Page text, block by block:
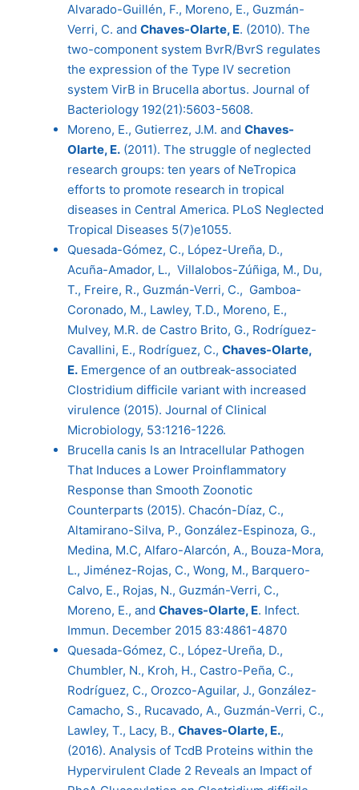
Alvarado-Guillén, F., Moreno, E., Guzmán-
Verri, C. and Chaves-Olarte, E. (2010). The
two-component system BvrR/BvrS regulates
the expression of the Type IV secretion
system VirB in Brucella abortus. Journal of
Bacteriology 192(21):5603-5608.
Moreno, E., Gutierrez, J.M. and Chaves-
Olarte, E.(2011). The struggle of neglected
research groups: ten years of NeTropica
efforts to promote research in tropical
diseases in Central America. PLoS Neglected
Tropical Diseases 5(7)e1055.
Quesada-Gómez, C., López-Ureña, D.,
Acuña-Amador, L., Villalobos-Zúñiga, M., Du,
T., Freire, R., Guzmán-Verri, C., Gamboa-
Coronado, M., Lawley, T.D., Moreno, E.,
Mulvey, M.R. de Castro Brito, G., Rodríguez-
Cavallini, E., Rodríguez, C., Chaves-Olarte,
E.Emergence of an outbreak-associated
Clostridium difficile variant with increased
virulence (2015). Journal of Clinical
Microbiology, 53:1216-1226.
Brucella canis Is an Intracellular Pathogen
That Induces a Lower Proinflammatory
Response than Smooth Zoonotic
Counterparts (2015). Chacón-Díaz, C.,
Altamirano-Silva, P., González-Espinoza, G.,
Medina, M.C, Alfaro-Alarcón, A., Bouza-Mora,
L., Jiménez-Rojas, C., Wong, M., Barquero-
Calvo, E., Rojas, N., Guzmán-Verri, C.,
Moreno, E., and Chaves-Olarte, E. Infect.
Immun. December 2015 83:4861-4870
Quesada-Gómez, C., López-Ureña, D.,
Chumbler, N., Kroh, H., Castro-Peña, C.,
Rodríguez, C., Orozco-Aguilar, J., González-
Camacho, S., Rucavado, A., Guzmán-Verri, C.,
Lawley, T., Lacy, B., Chaves-Olarte, E.,
(2016). Analysis of TcdB Proteins within the
Hypervirulent Clade 2 Reveals an Impact of